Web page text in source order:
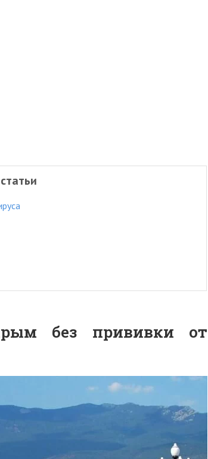
без прививки от